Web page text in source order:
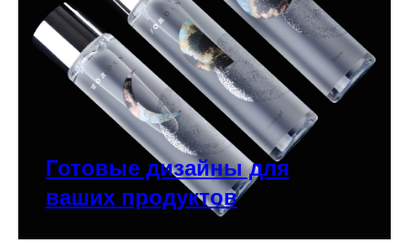
Готовые дизайны для
ваших продуктов